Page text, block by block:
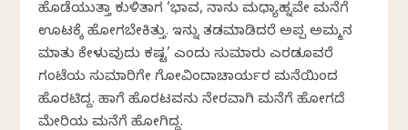
ಹೊಡೆಯುತ್ತಾ ಕುಳಿತಾಗ ‘ಭಾವ, ನಾನು ಮಧ್ಯಾಹ್ನವೇ ಮನೆಗೆ
ಊಟಕ್ಕೆ ಹೋಗಬೇಕಿತ್ತು. ಇನ್ನು ತಡಮಾಡಿದರೆ ಅಪ್ಪ ಅಮ್ಮನ
ಮಾತು ಕೇಳುವುದು ಕಷ್ಟ’ ಎಂದು ಸುಮಾರು ಎರಡೂವರೆ
ಗಂಟೆಯ ಸುಮಾರಿಗೇ ಗೋವಿಂದಾಚಾರ್ಯರ ಮನೆಯಿಂದ
ಹೊರಟಿದ್ದ. ಹಾಗೆ ಹೊರಟವನು ನೇರವಾಗಿ ಮನೆಗೆ ಹೋಗದೆ
ಮೇರಿಯ ಮನೆಗೆ ಹೋಗಿದ್ದ.